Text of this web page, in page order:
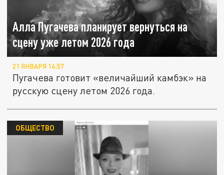
Алла Пугачева планирует вернуться на
сцену уже летом 2026 года
21 ЯНВАРЯ 14:57
Пугачева готовит «величайший камбэк» на
русскую сцену летом 2026 года.
ОБЩЕСТВО